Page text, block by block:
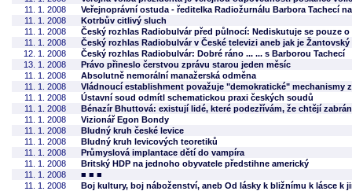
11. 1. 2008
Veřejnoprávní ostuda - ředitelka Radiožurnálu Barbora Tachecí
11. 1. 2008
Kotrbův citlivý sluch
11. 1. 2008
Český rozhlas Radiobulvár před půlnocí: Nediskutuje se pouze
11. 1. 2008
Český rozhlas Radiobulvár v České televizi aneb jak je
12. 1. 2008
Český rozhlas Radiobulvár: Dobré ráno ... ... s Barborou Tachecí
13. 1. 2008
Právo přineslo čerstvou zprávu starou jeden měsíc
11. 1. 2008
Absolutně nemorální manažerská odměna
11. 1. 2008
Vládnoucí establishment považuje "demokratické" mechanismy
11. 1. 2008
Ústavní soud odmítl schematickou praxi českých soudů
11. 1. 2008
Bénazír Bhuttová: existují lidé, které podezřívám, že chtějí
11. 1. 2008
Vizionář Egon Bondy
11. 1. 2008
Bludný kruh české levice
11. 1. 2008
Bludný kruh levicových teoretiků
11. 1. 2008
Průmyslová implantace dětí do vampíra
11. 1. 2008
Britský HDP na jednoho obyvatele předstihne americký
11. 1. 2008
■ ■ ■
11. 1. 2008
Boj kultury, boj náboženství, aneb Od lásky k bližnímu k lásce k